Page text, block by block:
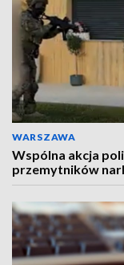
WARSZAWA
Wspólna akcja
przemytników